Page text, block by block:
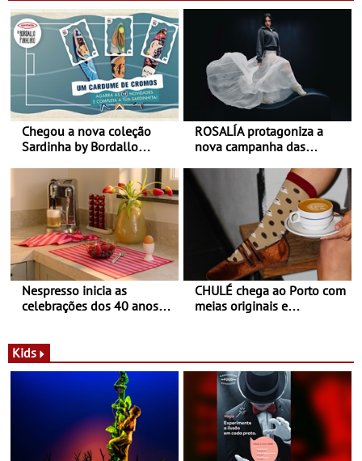
Chegou a nova coleção
Sardinha by Bordallo
ROSALÍA protagoniza a
nova campanha das
Balance
Nespresso inicia as
celebrações dos 40 anos
Novas - Edição limitada
Nespresso x Torres Novas
CHULÉ chega ao Porto com
meias originais e
Shopping
Kids